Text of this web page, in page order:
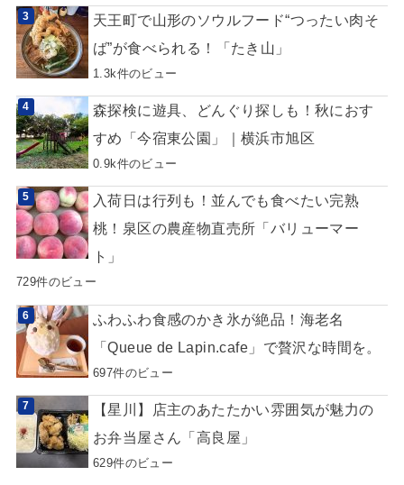
天王町で山形のソウルフード“つったい肉そ
ば”が食べられる！「たき山」
1.3k件のビュー
森探検に遊具、どんぐり探しも！秋におす
すめ「今宿東公園」｜横浜市旭区
0.9k件のビュー
入荷日は行列も！並んでも食べたい完熟
桃！泉区の農産物直売所「バリューマー
ト」
729件のビュー
ふわふわ食感のかき氷が絶品！海老名
「Queue de Lapin.cafe」で贅沢な時間を。
697件のビュー
【星川】店主のあたたかい雰囲気が魅力の
お弁当屋さん「高良屋」
629件のビュー